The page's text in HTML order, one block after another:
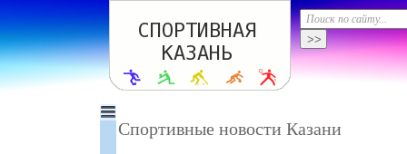
Спортивные новости Казани